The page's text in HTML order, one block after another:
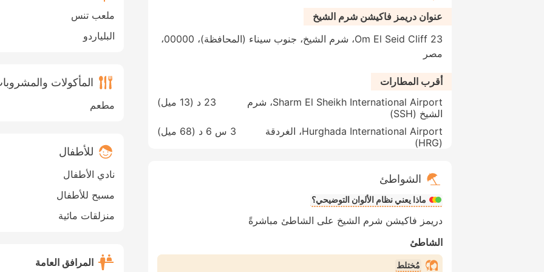
عنوان دريمز فاكيشن شرم الشيخ
23 Om El Seid Cliff، شرم الشيخ، جنوب سيناء (المحافظة)، 00000،
مصر
أقرب المطارات
Sharm El Sheikh International Airport، شرم
الشيخ (SSH)
23 د ( 13 ميل )
Hurghada International Airport، الغردقة
(HRG)
3 س 6 د ( 68 ميل )
الشواطئ
ماذا يعني نظام الألوان التوضيحي؟
دريمز فاكيشن شرم الشيخ على الشاطئ مباشرةً
الشاطئ
مُختلط
ملعب تنس
البلياردو
المأكولات
مطعم
للأطفال
نادي الأطفال
مسبح للأطفال
منزلقات مائية
المرافق العامة